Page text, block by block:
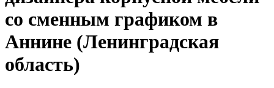
со сменным графиком в
Аннине (Ленинградская
область)